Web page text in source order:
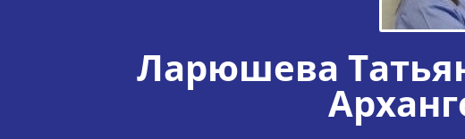
Ларюшева